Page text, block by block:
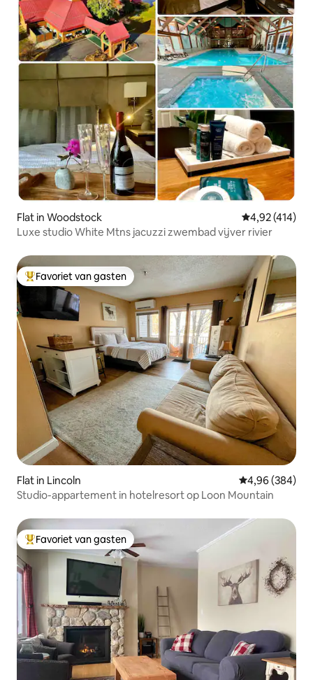
Flat in Woodstock Gemiddelde
4,92 (414)
Luxe studio White Mtns jacuzzi zwembad vijver rivier
Topfavoriet van gasten
Favoriet van gasten
Flat in Lincoln Gemiddelde
4,96 (384)
Studio-appartement in hotelresort op Loon Mountain
Topfavoriet van gasten
Favoriet van gasten